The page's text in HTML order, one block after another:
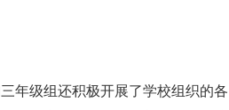
年级组还积极开展了学校组织的各